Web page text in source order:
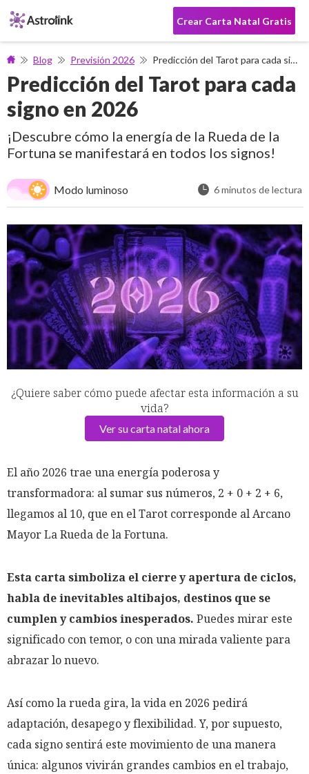
Crear Carta Natal Gratis
Blog Previsión 2026 Predicción del Tarot para cada signo en 2026
Predicción del Tarot para cada
signo en 2026
¡Descubre cómo la energía de la Rueda de la
Fortuna se manifestará en todos los signos!
Modo luminoso 6 minutos de lectura
¿Quiere saber cómo puede afectar esta información a su
vida?
Ver su carta natal ahora
El año 2026 trae una energía poderosa y
transformadora: al sumar sus números, 2 + 0 + 2 + 6,
llegamos al 10, que en el Tarot corresponde al Arcano
Mayor La Rueda de la Fortuna.
Esta carta simboliza el cierre y apertura de ciclos,
habla de inevitables altibajos, destinos que se
cumplen y cambios inesperados. Puedes mirar este
significado con temor, o con una mirada valiente para
abrazar lo nuevo.
Así como la rueda gira, la vida en 2026 pedirá
adaptación, desapego y flexibilidad. Y, por supuesto,
cada signo sentirá este movimiento de una manera
única: algunos vivirán grandes cambios en el trabajo,